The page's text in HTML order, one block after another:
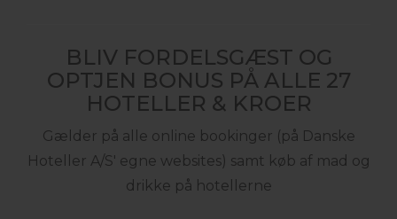
BLIV FORDELSGÆST OG
OPTJEN BONUS PÅ ALLE 27
HOTELLER & KROER
Gælder på alle online bookinger (på Danske
Hoteller A/S' egne websites) samt køb af mad og
drikke på hotellerne